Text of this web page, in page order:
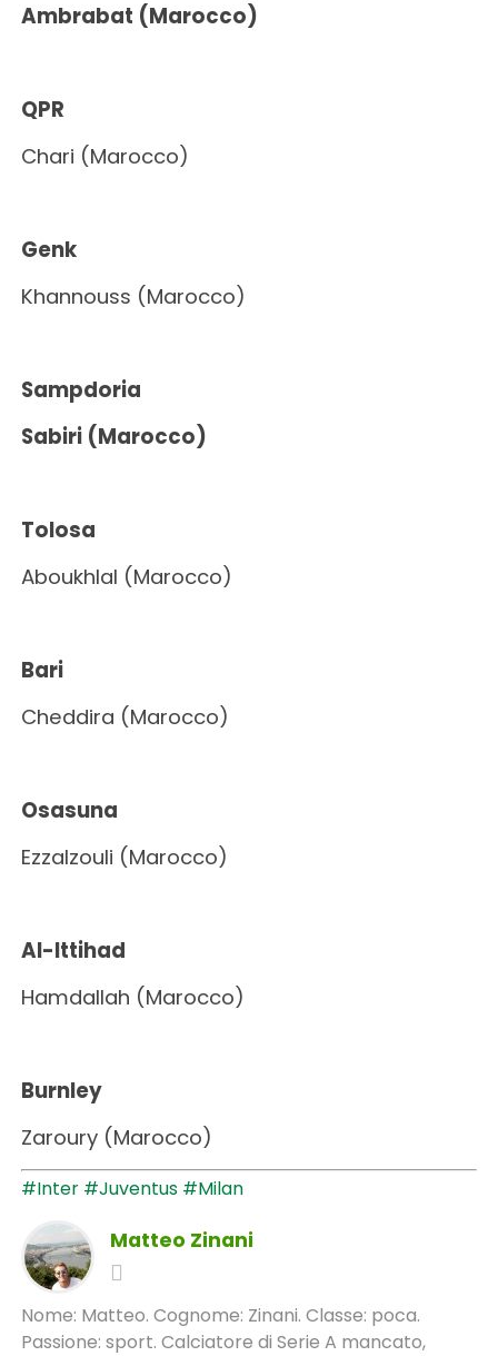
Ambrabat (Marocco)
QPR
Chari (Marocco)
Genk
Khannouss (Marocco)
Sampdoria
Sabiri (Marocco)
Tolosa
Aboukhlal (Marocco)
Bari
Cheddira (Marocco)
Osasuna
Ezzalzouli (Marocco)
Al-Ittihad
Hamdallah (Marocco)
Burnley
Zaroury (Marocco)
#Inter #Juventus #Milan
Matteo Zinani
Nome: Matteo. Cognome: Zinani. Classe: poca.
Passione: sport. Calciatore di Serie A mancato,